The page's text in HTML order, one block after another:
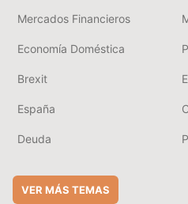
Mercados Financieros
Economía Doméstica
Brexit
España
Deuda
VER MÁS TEMAS